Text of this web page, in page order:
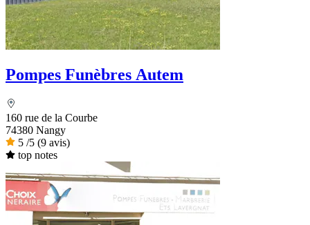
Pompes Funèbres Autem
160 rue de la Courbe
74380 Nangy
5 /5 (9 avis)
top notes